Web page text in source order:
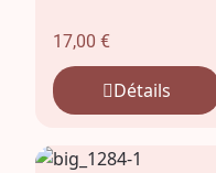
17,00€
Détails